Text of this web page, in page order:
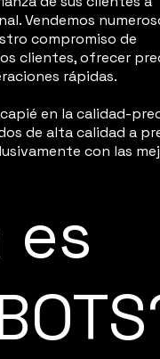
Vendemos
compromiso de
clientes, ofrecer
rápidas.
en la calidad-
de alta calidad a
con las
es